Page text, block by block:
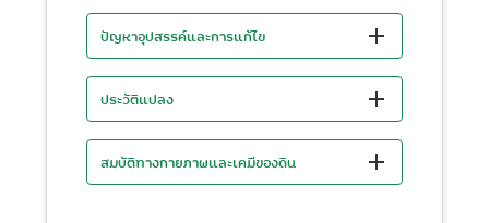
ปัญหาอุปสรรค์และการแก้ไข
ประวัติแปลง
สมบัติทางกายภาพและเคมีของดิน